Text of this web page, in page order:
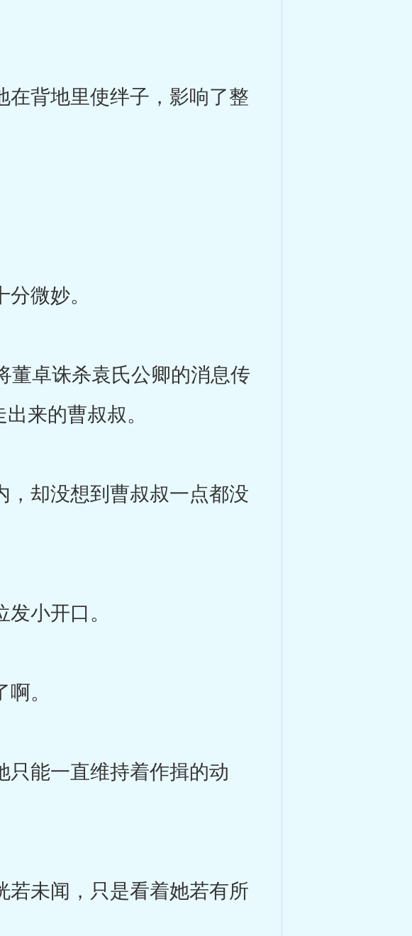
背地里使绊子，影响了整
微妙。
卓诛杀袁氏公卿的消息传
来的曹叔叔。
却没想到曹叔叔一点都没
小开口。
。
能一直维持着作揖的动
未闻，只是看着她若有所